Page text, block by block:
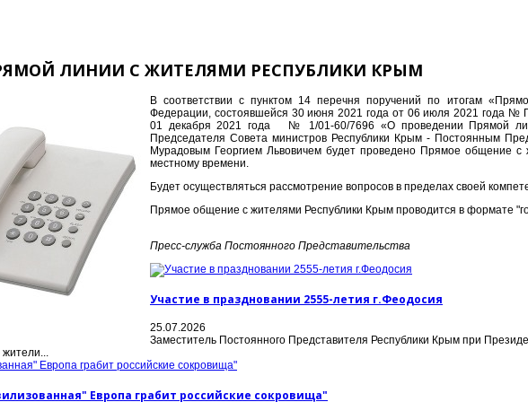
ЛИНИИ С ЖИТЕЛЯМИ РЕСПУБЛИКИ КРЫМ
В соответствии с пунктом 14 перечня поручений по итогам
Федерации, состоявшейся 30 июня 2021 года от 06 июля 2021 года №
01 декабря 2021 года № 1/01-60/7696 «О проведении Прямой
Председателя Совета министров Республики Крым - Постоянным
Мурадовым Георгием Львовичем будет проведено Прямое общение
местному времени.
Будет осуществляться рассмотрение вопросов в пределах своей
Прямое общение с жителями Республики Крым проводится в формате
Пресс-служба Постоянного Представительства
Участие в праздновании 2555-летия г.Феодосия
25.07.2026
Заместитель Постоянного Представителя Республики Крым при
Европа грабит российские сокровища"